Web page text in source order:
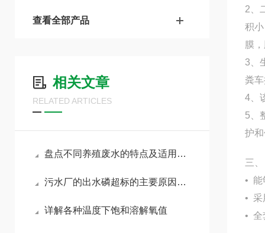
查看全部产品
相关文章
RELATED ARTICLES
盘点不同养殖废水的特点及适用工艺：养鸡、养鸭废水
污水厂的出水磷超标的主要原因及解决办法
详解各种温度下饱和溶解氧值
2、
积
膜
3、
粪
4、
5、
护
三
• 能
• 采
• 全